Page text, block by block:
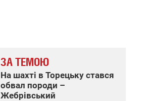
ЗА ТЕМОЮ
На шахті в Торецьку стався
обвал породи –
Жебрівський